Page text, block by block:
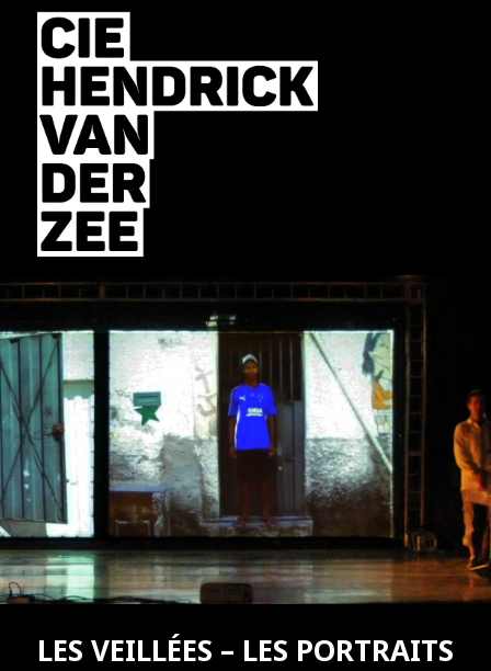
LES VEILLÉES – LES PORTRAITS